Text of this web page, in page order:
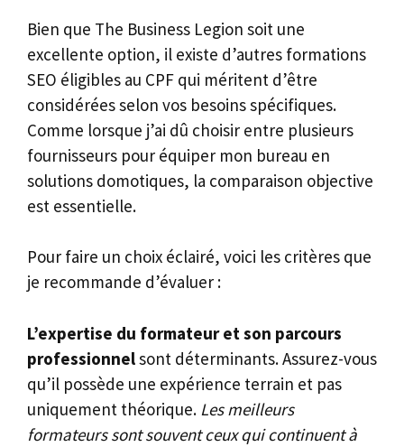
Bien que The Business Legion soit une
excellente option, il existe d’autres formations
SEO éligibles au CPF qui méritent d’être
considérées selon vos besoins spécifiques.
Comme lorsque j’ai dû choisir entre plusieurs
fournisseurs pour équiper mon bureau en
solutions domotiques, la comparaison objective
est essentielle.
Pour faire un choix éclairé, voici les critères que
je recommande d’évaluer :
L’expertise du formateur et son parcours
professionnelsont déterminants. Assurez-vous
qu’il possède une expérience terrain et pas
uniquement théorique. Les meilleurs
formateurs sont souvent ceux qui continuent à